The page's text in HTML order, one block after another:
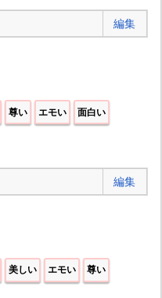
編集
尊い エモい 面白い
編集
美しい エモい 尊い